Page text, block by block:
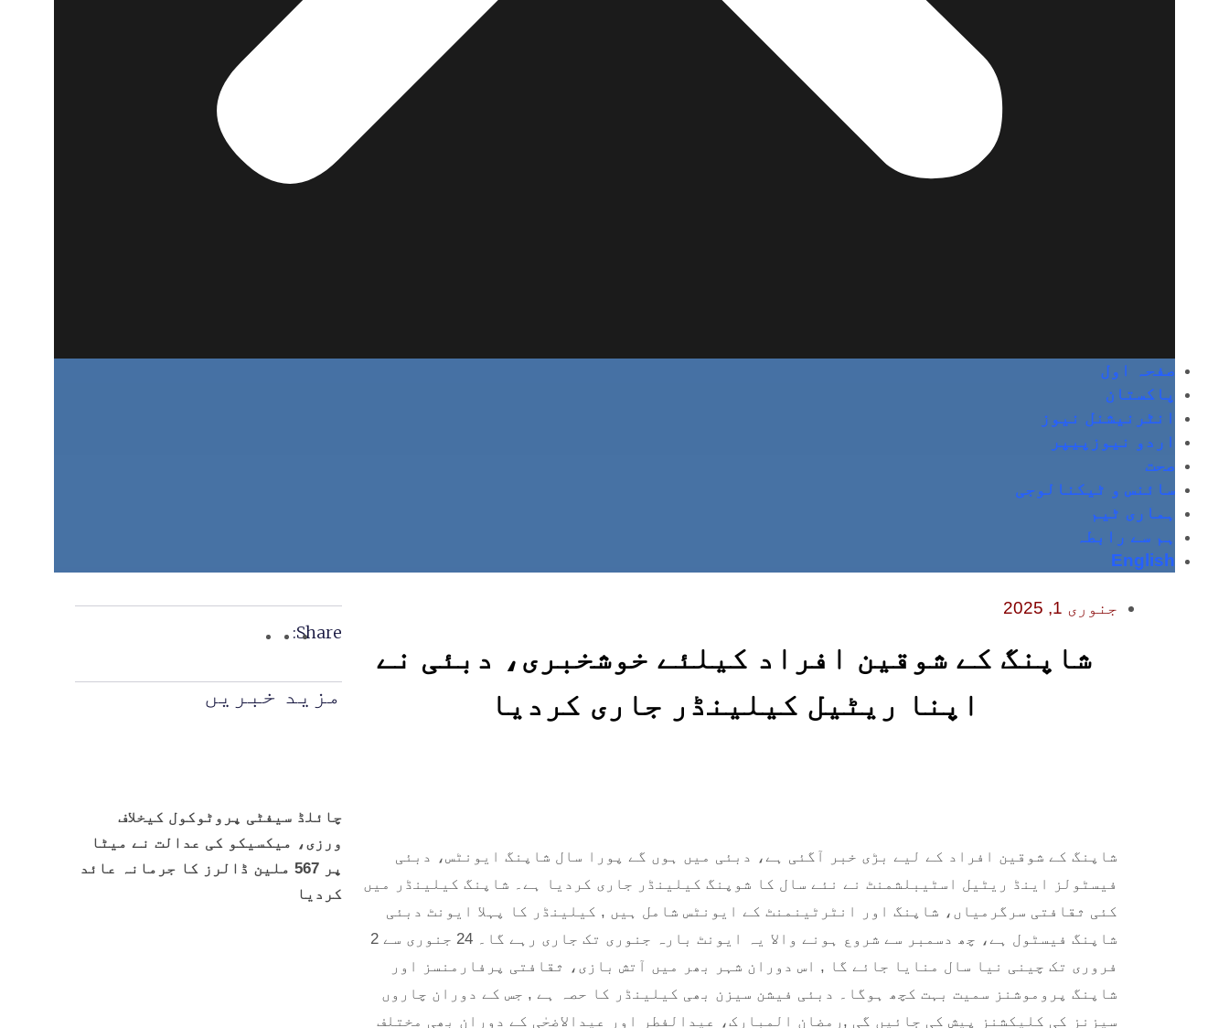
صفحہ اول
پاکستان
انٹرنیشنل نیوز
اردو نیوزپیپر
صحت
سائنس و ٹیکنالوجی
ہماری ٹیم
ہم سے رابطہ
English
جنوری 1, 2025
شاپنگ کے شوقین افراد کیلئے خوشخبری، دبئی نے
اپنا ریٹیل کیلینڈر جاری کردیا
شاپنگ کے شوقین افراد کے لیے بڑی خبر آگئی ہے، دبئی میں ہوں گے پورا سال شاپنگ ایونٹس، دبئی
فیسٹولز اینڈ ریٹیل اسٹیبلشمنٹ نے نئے سال کا شوپنگ کیلینڈر جاری کردیا ہے۔ شاپنگ کیلینڈر میں
کئی ثقافتی سرگرمیاں، شاپنگ اور انٹرٹینمنٹ کے ایونٹس شامل ہیں , کیلینڈر کا پہلا ایونٹ دبئی
شاپنگ فیسٹول ہے، چھ دسمبر سے شروع ہونے والا یہ ایونٹ بارہ جنوری تک جاری رہے گا۔ 24 جنوری سے 2
فروری تک چینی نیا سال منایا جائے گا , اس دوران شہر بھر میں آتش بازی، ثقافتی پرفارمنسز اور
شاپنگ پروموشنز سمیت بہت کچھ ہوگا۔ دبئی فیشن سیزن بھی کیلینڈر کا حصہ ہے , جس کے دوران چاروں
سیزنز کی کلیکشنز پیش کی جائیں گی ,رمضان المبارک، عیدالفطر اور عیدالاضحٰی کے دوران بھی مختلف
Share:
مزید خبریں
چائلڈ سیفٹی پروٹوکول کیخلاف
ورزی، میکسیکو کی عدالت نے میٹا
پر 567 ملین ڈالرز کا جرمانہ عائد
کردیا